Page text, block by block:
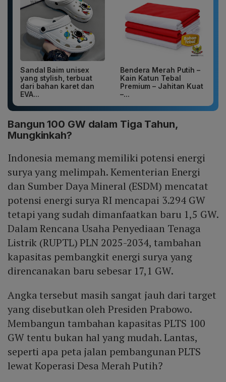
Sandal Baim unisex
yang stylish, terbuat
dari bahan karet dan
EVA...
Bendera Merah Putih –
Kain Katun Tebal
Premium – Jahitan Kuat
–...
Bangun 100 GW dalam Tiga Tahun,
Mungkinkah?
Indonesia memang memiliki potensi energi
surya yang melimpah. Kementerian Energi
dan Sumber Daya Mineral (ESDM) mencatat
potensi energi surya RI mencapai 3.294 GW
tetapi yang sudah dimanfaatkan baru 1,5 GW.
Dalam Rencana Usaha Penyediaan Tenaga
Listrik (RUPTL) PLN 2025-2034, tambahan
kapasitas pembangkit energi surya yang
direncanakan baru sebesar 17,1 GW.
Angka tersebut masih sangat jauh dari target
yang disebutkan oleh Presiden Prabowo.
Membangun tambahan kapasitas PLTS 100
GW tentu bukan hal yang mudah. Lantas,
seperti apa peta jalan pembangunan PLTS
lewat Koperasi Desa Merah Putih?